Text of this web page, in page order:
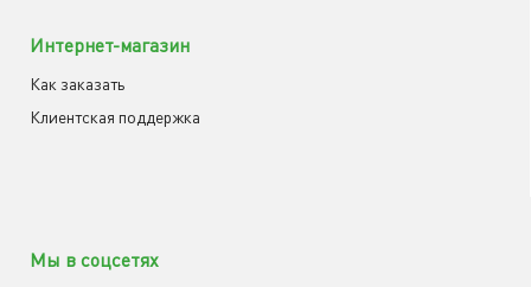
Интернет-магазин
Как заказать
Клиентская поддержка
Мы в соцсетях